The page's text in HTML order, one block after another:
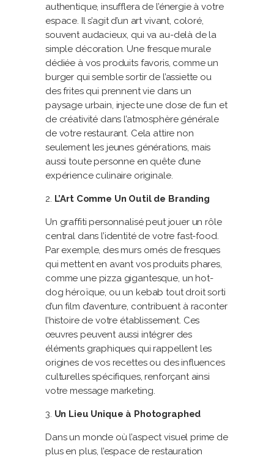
authentique, insufflera de l’énergie à votre
espace. Il s’agit d’un art vivant, coloré,
souvent audacieux, qui va au-delà de la
simple décoration. Une fresque murale
dédiée à vos produits favoris, comme un
burger qui semble sortir de l’assiette ou
des frites qui prennent vie dans un
paysage urbain, injecte une dose de fun et
de créativité dans l’atmosphère générale
de votre restaurant. Cela attire non
seulement les jeunes générations, mais
aussi toute personne en quête d’une
expérience culinaire originale.
L’Art Comme Un Outil de Branding
Un graffiti personnalisé peut jouer un rôle
central dans l’identité de votre fast-food.
Par exemple, des murs ornés de fresques
qui mettent en avant vos produits phares,
comme une pizza gigantesque, un hot-
dog héroïque, ou un kebab tout droit sorti
d’un film d’aventure, contribuent à raconter
l’histoire de votre établissement. Ces
œuvres peuvent aussi intégrer des
éléments graphiques qui rappellent les
origines de vos recettes ou des influences
culturelles spécifiques, renforçant ainsi
votre message marketing.
Un Lieu Unique à Photographed
Dans un monde où l’aspect visuel prime de
plus en plus, l’espace de restauration